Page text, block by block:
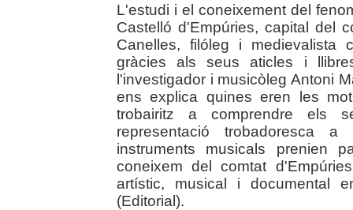
L'estudi i el coneixement del
Castelló d'Empúries, capital del
Canelles, filóleg i medievalista
gràcies als seus aticles i
l'investigador i musicòleg Antoni
ens explica quines eren les
trobairitz a comprendre els
representació trobadoresca
instruments musicals prenien
coneixem del comtat
artístic, musical i documental
(Editorial).